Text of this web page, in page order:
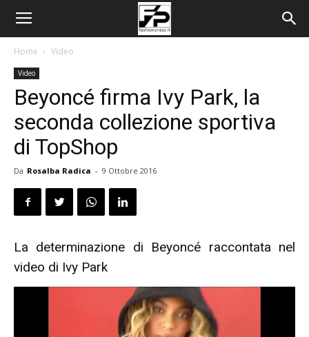
Home Video
Video
Beyoncé firma Ivy Park, la
seconda collezione sportiva
di TopShop
Da Rosalba Radica - 9 Ottobre 2016
La determinazione di Beyoncé raccontata nel
video di Ivy Park